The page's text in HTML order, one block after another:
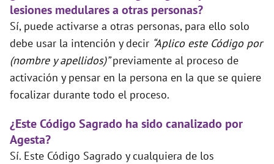
lesiones medulares a otras personas?
Sí, puede activarse a otras personas, para ello solo
debe usar la intención y decir “Aplico este Código por
(nombre y apellidos)”previamente al proceso de
activación y pensar en la persona en la que se quiere
focalizar durante todo el proceso.
¿Este Código Sagrado ha sido canalizado por
Agesta?
Sí. Este Código Sagrado y cualquiera de los